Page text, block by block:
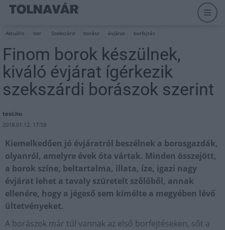
Aktuális bor Szekszárd borász évjárat borfejtés
Finom borok készülnek,
kiváló évjárat ígérkezik
szekszárdi borászok szerint
teol.hu
2018.01.12. 17:59
Kiemelkedően jó évjáratról beszélnek a borosgazdák,
olyanról, amelyre évek óta vártak. Minden összejött,
a borok színe, beltartalma, illata, íze, igazi nagy
évjárat lehet a tavaly szüretelt szőlőből, annak
ellenére, hogy a jégeső sem kímélte a megyében lévő
ültetvényeket.
A borászok már túl vannak az első borfejtéseken, sőt a